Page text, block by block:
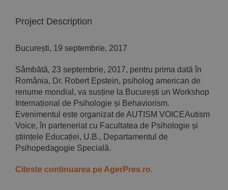
Project Description
București, 19 septembrie, 2017
Sâmbătă, 23 septembrie, 2017, pentru prima dată în
România, Dr. Robert Epstein, psiholog american de
renume mondial, va susține la București un Workshop
Internațional de Psihologie și Behaviorism.
Evenimentul este organizat de AUTISM VOICEAutism
Voice, în parteneriat cu Facultatea de Psihologie și
științele Educației, U.B., Departamentul de
Psihopedagogie Specială.
Citeste continuarea pe AgerPres.ro.